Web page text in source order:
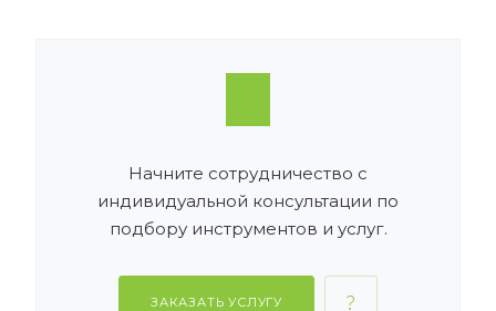
Начните сотрудничество с
индивидуальной консультации по
подбору инструментов и услуг.
ЗАКАЗАТЬ УСЛУГУ